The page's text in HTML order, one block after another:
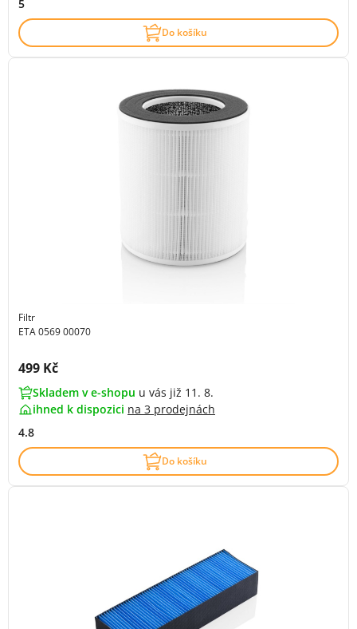
5
Do košíku
Filtr
ETA 0569 00070
Cena s DPH:
499 Kč
Skladem v e-shopu u vás již 11. 8.
ihned k dispozici na 3 prodejnách
4.8
Do košíku